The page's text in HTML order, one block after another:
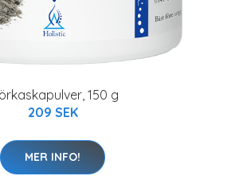
150 g
209 SEK
MER INFO!